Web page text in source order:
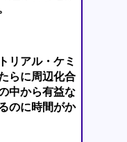
リアル・ケミ
らに周辺化合
中から有益な
のに時間がか